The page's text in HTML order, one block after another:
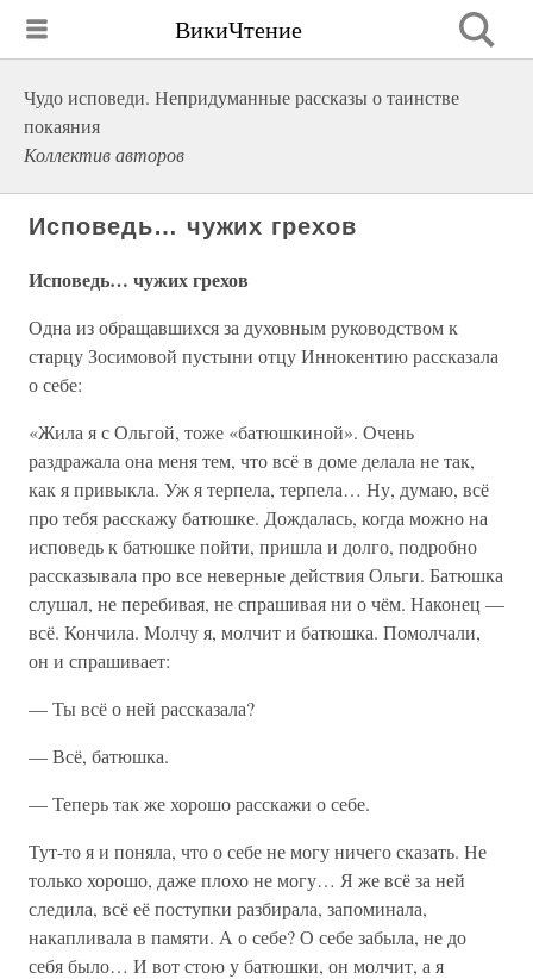
ВикиЧтение
Чудо исповеди. Непридуманные рассказы о таинстве
покаяния
Коллектив авторов
Исповедь… чужих грехов
Исповедь… чужих грехов
Одна из обращавшихся за духовным руководством к
старцу Зосимовой пустыни отцу Иннокентию рассказала
о себе:
«Жила я с Ольгой, тоже «батюшкиной». Очень
раздражала она меня тем, что всё в доме делала не так,
как я привыкла. Уж я терпела, терпела… Ну, думаю, всё
про тебя расскажу батюшке. Дождалась, когда можно на
исповедь к батюшке пойти, пришла и долго, подробно
рассказывала про все неверные действия Ольги. Батюшка
слушал, не перебивая, не спрашивая ни о чём. Наконец —
всё. Кончила. Молчу я, молчит и батюшка. Помолчали,
он и спрашивает:
— Ты всё о ней рассказала?
— Всё, батюшка.
— Теперь так же хорошо расскажи о себе.
Тут-то я и поняла, что о себе не могу ничего сказать. Не
только хорошо, даже плохо не могу… Я же всё за ней
следила, всё её поступки разбирала, запоминала,
накапливала в памяти. А о себе? О себе забыла, не до
себя было… И вот стою у батюшки, он молчит, а я